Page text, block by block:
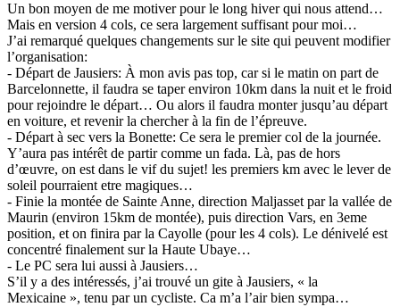
Un bon moyen de me motiver pour le long hiver qui nous attend…
Mais en version 4 cols, ce sera largement suffisant pour moi…
J’ai remarqué quelques changements sur le site qui peuvent modifier
l’organisation:
- Départ de Jausiers: À mon avis pas top, car si le matin on part de
Barcelonnette, il faudra se taper environ 10km dans la nuit et le froid
pour rejoindre le départ… Ou alors il faudra monter jusqu’au départ
en voiture, et revenir la chercher à la fin de l’épreuve.
- Départ à sec vers la Bonette: Ce sera le premier col de la journée.
Y’aura pas intérêt de partir comme un fada. Là, pas de hors
d’œuvre, on est dans le vif du sujet! les premiers km avec le lever de
soleil pourraient etre magiques…
- Finie la montée de Sainte Anne, direction Maljasset par la vallée de
Maurin (environ 15km de montée), puis direction Vars, en 3eme
position, et on finira par la Cayolle (pour les 4 cols). Le dénivelé est
concentré finalement sur la Haute Ubaye…
- Le PC sera lui aussi à Jausiers…
S’il y a des intéressés, j’ai trouvé un gite à Jausiers, « la
Mexicaine », tenu par un cycliste. Ca m’a l’air bien sympa…